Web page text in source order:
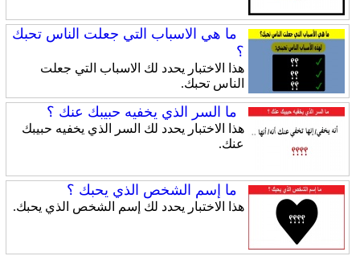
ما هي الاسباب التي جعلت الناس تحبك
؟
هذا الاختبار يحدد لك الاسباب التي جعلت
الناس تحبك.
ما السر الذي يخفيه حبيبك عنك ؟
هذا الاختبار يحدد لك السر الذي يخفيه حبيبك
عنك.
ما إسم الشخص الذي يحبك ؟
هذا الاختبار يحدد لك إسم الشخص الذي يحبك.